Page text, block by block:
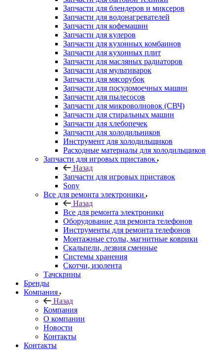
Запчасти для блендеров и миксеров
Запчасти для водонагревателей
Запчасти для кофемашин
Запчасти для кулеров
Запчасти для кухонных комбаинов
Запчасти для кухонных плит
Запчасти для масляных радиаторов
Запчасти для мультиварок
Запчасти для мясорубок
Запчасти для посудомоечных машин
Запчасти для пылесосов
Запчасти для микроволновок (СВЧ)
Запчасти для стиральных машин
Запчасти для хлебопечек
Запчасти для холодильников
Инструмент для холодильщиков
Расходные материалы для холодильщиков
Запчасти для игровых приставок
Назад
Запчасти для игровых приставок
Sony
Все для ремонта электроники
Назад
Все для ремонта электроники
Оборудование для ремонта телефонов
Инструменты для ремонта телефонов
Монтажные столы, магнитные коврики
Скальпели, лезвия сменные
Системы хранения
Скотчи, изолента
Тачскрины
Бренды
Компания
Назад
Компания
О компании
Новости
Контакты
Контакты